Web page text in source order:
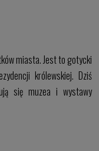
miasta. Jest to gotycki
królewskiej. Dziś
się muzea i wystawy